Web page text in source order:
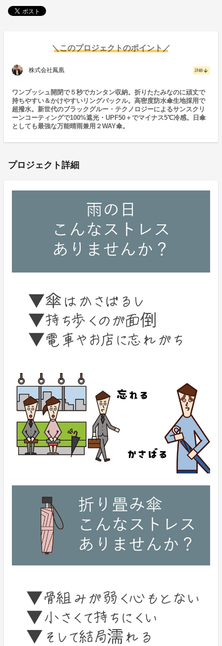
＼このプロジェクトのポイント／
株式会社鳳凰 詳細 arrow_downward
ワンプッシュ開閉で５秒でカンタン収納。折りたたみなのに頑丈で
持ちやすい＆かけやすいリングバックル。高密度防水傘生地採用で
超撥水。新世代のブラックグルー・テクノロジーによるサンスクリ
ーンコーティングで100%遮光・UPF50＋でマイナス5℃冷感。日傘
としても最強な万能晴雨兼用２WAY傘。
プロジェクト詳細